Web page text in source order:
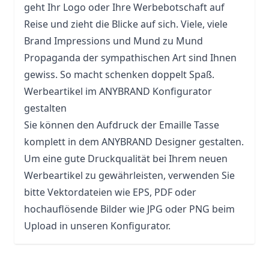
geht Ihr Logo oder Ihre Werbebotschaft auf
Reise und zieht die Blicke auf sich. Viele, viele
Brand Impressions und Mund zu Mund
Propaganda der sympathischen Art sind Ihnen
gewiss. So macht schenken doppelt Spaß.
Werbeartikel im ANYBRAND Konfigurator
gestalten
Sie können den Aufdruck der Emaille Tasse
komplett in dem ANYBRAND Designer gestalten.
Um eine gute Druckqualität bei Ihrem neuen
Werbeartikel zu gewährleisten, verwenden Sie
bitte Vektordateien wie EPS, PDF oder
hochauflösende Bilder wie JPG oder PNG beim
Upload in unseren Konfigurator.